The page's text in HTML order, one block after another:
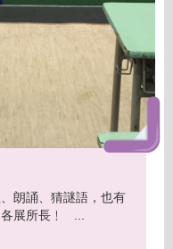
朗誦、猜謎語，也有
各展所長﹗ ...